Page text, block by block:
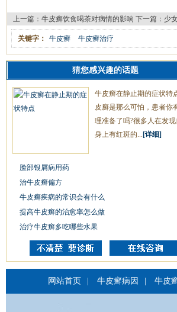
上一篇： 牛皮癣饮食喝茶对病情的影响 下一篇： 少
关键字： 牛皮癣 牛皮癣治疗
猜您感兴趣的话题
牛皮癣在静止期的症状特
皮廯是那么可怕，患者你
理准备了吗?很多人在发
身上有红斑的... [详细]
脸部银屑病用药
治牛皮癣偏方
牛皮癣疾病的常识会有什么
提高牛皮癣的治愈率怎么做
治疗牛皮癣多吃哪些水果
网站首页 牛皮癣病因 牛皮